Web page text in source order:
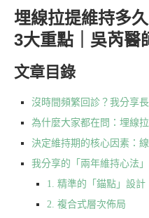
埋線拉提維持多
3大重點｜吳芮醫
文章目錄
沒時間頻繁回診？我分享
為什麼大家都在問：埋線
決定維持期的核心因素：
我分享的「兩年維持心法
1. 精準的「錨點」設計
2. 複合式層次佈局